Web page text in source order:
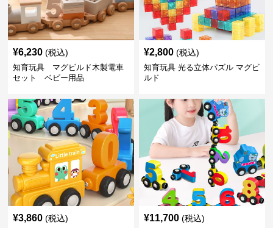
¥6,230 (税込)
知育玩具 マグビルド木製電車
セット ベビー用品
¥2,800 (税込)
知育玩具 光る立体パズル マグビ
ルド
¥3,860 (税込) ¥11,700 (税込)